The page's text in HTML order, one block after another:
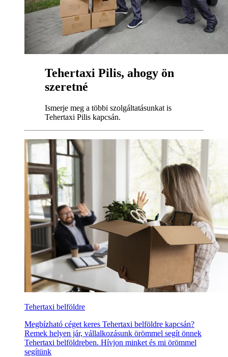
Tehertaxi Pilis, ahogy ön
szeretné
Ismerje meg a többi szolgáltatásunkat is
Tehertaxi Pilis kapcsán.
Tehertaxi belföldre
Megbízható céget keres Tehertaxi belföldre kapcsán?
Remek helyen jár, vállalkozásunk örömmel segít önnek
Tehertaxi belföldreben. Hívjon minket és mi örömmel
segítünk